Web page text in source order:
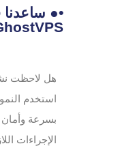
•●
هل لاحظت
استخدم
بسرعة وأمان
الإجراءات